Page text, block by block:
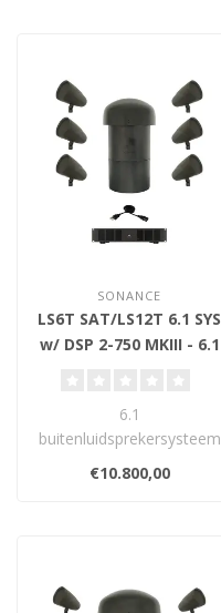
SONANCE
LS6T SAT/LS12T 6.1 SYS
w/ DSP 2-750 MKIII - 6.1
6.1
buitenluidsprekersysteem
met 6 Sonance LS6T
satellieten, 1 LS12T in-
€10.800,00